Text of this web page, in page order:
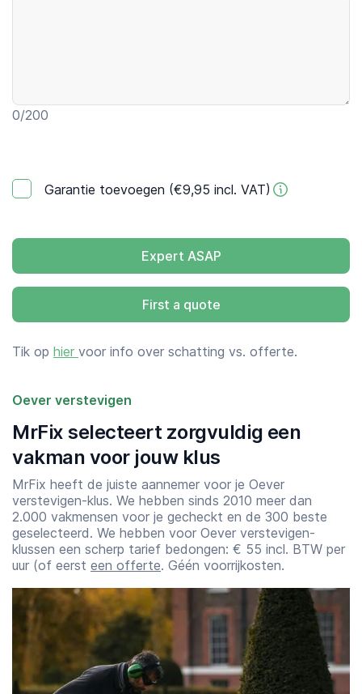
0/200
Garantie toevoegen (€9,95 incl. VAT)
Expert ASAP
First a quote
Tik op hier voor info over schatting vs. offerte.
Oever verstevigen
MrFix selecteert zorgvuldig een
vakman voor jouw klus
MrFix heeft de juiste aannemer voor je Oever
verstevigen-klus. We hebben sinds 2010 meer dan
2.000 vakmensen voor je gecheckt en de 300 beste
geselecteerd. We hebben voor Oever verstevigen-
klussen een scherp tarief bedongen: € 55 incl. BTW per
uur (of eerst een offerte. Géén voorrijkosten.